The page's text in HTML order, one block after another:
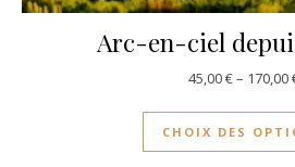
Arc-en-ciel
45,00€– 170,00
CHOIX DES